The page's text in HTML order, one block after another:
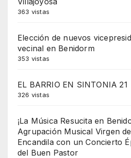
363 vistas
Elección de nuevos
vecinal en Benidorm
353 vistas
EL BARRIO EN SINTONIA 21
326 vistas
¡La Música Resucita en
Agrupación Musical Virgen
Encandila con un Concierto
del Buen Pastor